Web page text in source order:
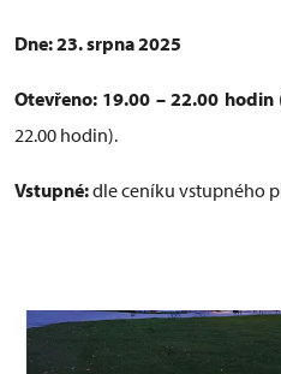
Dne: 23. srpna 2025
Otevřeno: 19.00 – 22.00 hodin
22.00 hodin).
Vstupné:dle ceníku vstupného